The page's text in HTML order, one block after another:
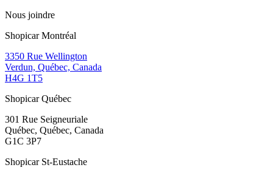
Nous joindre
Shopicar Montréal
3350 Rue Wellington
Verdun, Québec, Canada
H4G 1T5
Shopicar Québec
301 Rue Seigneuriale
Québec, Québec, Canada
G1C 3P7
Shopicar St-Eustache